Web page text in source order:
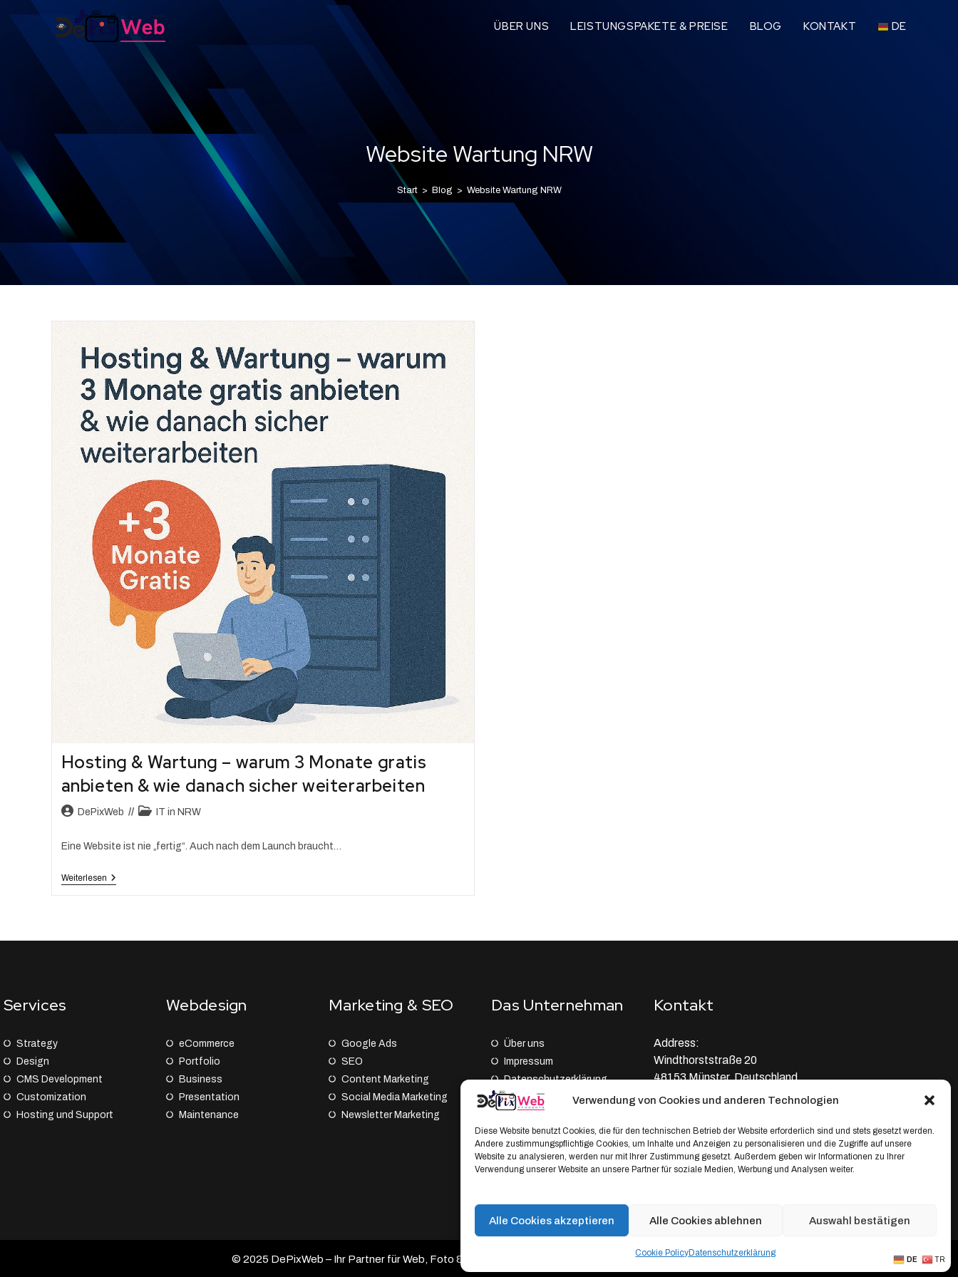
Verwendung von Cookies und anderen Technologien
Diese Website benutzt Cookies, die für den technischen Betrieb der Website erforderlich sind und stets gesetzt werden.
Andere zustimmungspflichtige Cookies, um Inhalte und Anzeigen zu personalisieren und die Zugriffe auf unsere
Website zu analysieren, werden nur mit Ihrer Zustimmung gesetzt. Außerdem geben wir Informationen zu Ihrer
Verwendung unserer Website an unsere Partner für soziale Medien, Werbung und Analysen weiter.
Alle Cookies akzeptieren Alle Cookies ablehnen Auswahl bestätigen
Cookie PolicyDatenschutz­erklärung
ÜBER UNS LEISTUNGSPAKETE & PREISE BLOG KONTAKT DE
Website Wartung NRW
Start > Blog > Website Wartung NRW
Hosting & Wartung – warum 3 Monate gratis
anbieten & wie danach sicher weiterarbeiten
DePixWeb IT in NRW
Eine Website ist nie „fertig“. Auch nach dem Launch braucht…
Weiterlesen
Services
Strategy
Design
CMS Development
Customization
Hosting und Support
Webdesign
eCommerce
Portfolio
Business
Presentation
Maintenance
Marketing & SEO
Google Ads
SEO
Content Marketing
Social Media Marketing
Newsletter Marketing
Das Unternehman
Über uns
Impressum
Datenschutz­erklärung
AGB
Kontakt
Address:
Windthorststraße 20
48153 Münster, Deutschland
+4917664335685
Email
service@depixweb.de
© 2025 DePixWeb – Ihr Partner für Web, Foto & Branding. Developed by DePixWeb Creative Projects DE TR